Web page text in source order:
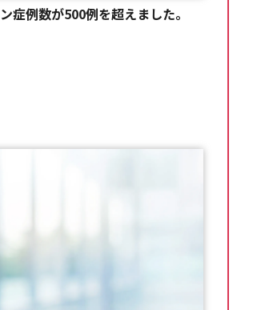
症例数が500例を超えました。